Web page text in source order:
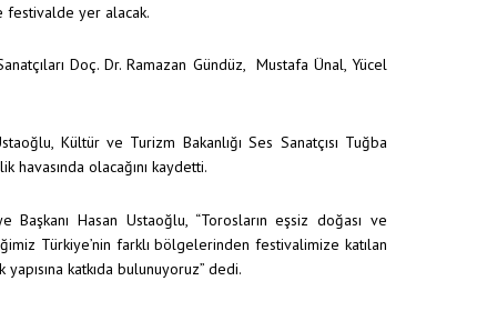
festivalde yer alacak.
Doç. Dr. Ramazan Gündüz, Mustafa Ünal, Yücel
Kültür ve Turizm Bakanlığı Ses Sanatçısı Tuğba
havasında olacağını kaydetti.
Hasan Ustaoğlu, “Torosların eşsiz doğası ve
Türkiye’nin farklı bölgelerinden festivalimize katılan
katkıda bulunuyoruz” dedi.